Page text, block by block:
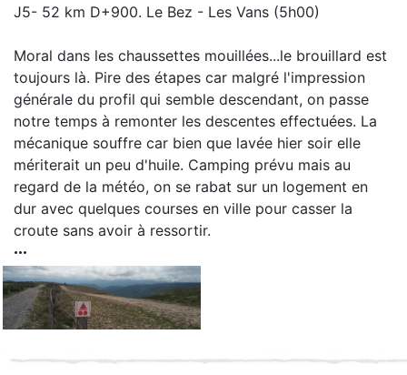
J5- 52 km D+900. Le Bez - Les Vans (5h00)
Moral dans les chaussettes mouillées...le brouillard est
toujours là. Pire des étapes car malgré l'impression
générale du profil qui semble descendant, on passe
notre temps à remonter les descentes effectuées. La
mécanique souffre car bien que lavée hier soir elle
mériterait un peu d'huile. Camping prévu mais au
regard de la météo, on se rabat sur un logement en
dur avec quelques courses en ville pour casser la
croute sans avoir à ressortir.